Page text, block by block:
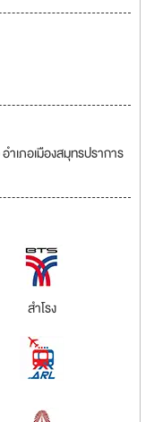
ำเภอเมืองสมุทรปราการ
สำโรง